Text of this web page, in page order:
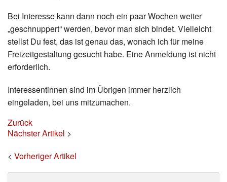
Bei Interesse kann dann noch ein paar Wochen weiter
„geschnuppert“ werden, bevor man sich bindet. Vielleicht
stellst Du fest, das ist genau das, wonach ich für meine
Freizeitgestaltung gesucht habe. Eine Anmeldung ist nicht
erforderlich.
Interessentinnen sind im Übrigen immer herzlich
eingeladen, bei uns mitzumachen.
Zurück
Nächster Artikel >
< Vorheriger Artikel